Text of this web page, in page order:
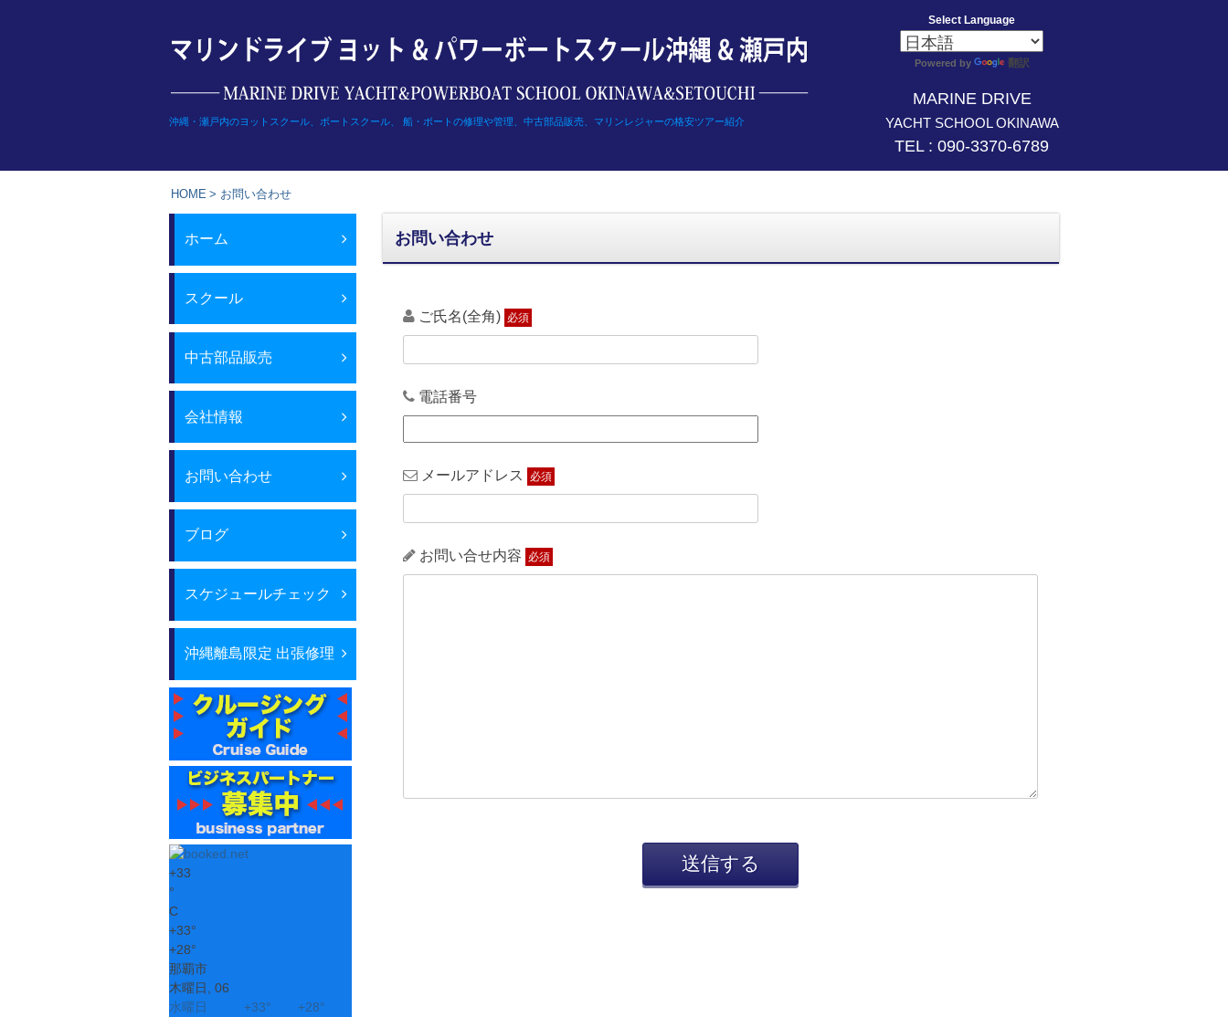
沖縄・瀬戸内のヨットスクール、ボートスクール、 船・ボートの修理や管理、中古部品販売、マリンレジャーの格安ツアー紹介
Select Language
Powered by 翻訳
MARINE DRIVE
YACHT SCHOOL OKINAWA
TEL : 090-3370-6789
HOME > お問い合わせ
お問い合わせ
ご氏名(全角) 必須
電話番号
メールアドレス 必須
お問い合せ内容 必須
ホーム
スクール
中古部品販売
会社情報
お問い合わせ
ブログ
スケジュールチェック
沖縄離島限定 出張修理
+33
°
C
+33°
+28°
那覇市
木曜日, 06
水曜日
+33° +28°